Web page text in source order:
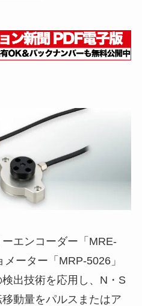
エンコーダー「MRE-
ーター「MRP-5026」
出技術を応用し、N・S
動量をパルスまたはア